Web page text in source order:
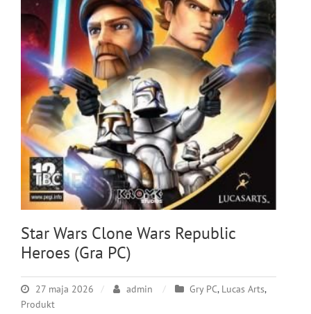
Star Wars Clone Wars Republic
Heroes (Gra PC)
27 maja 2026 admin Gry PC, Lucas Arts,
Produkt